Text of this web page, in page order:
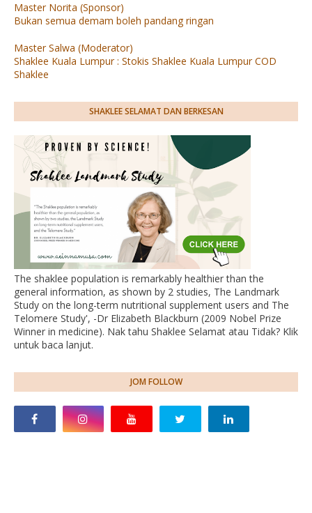
Master Norita (Sponsor)
Bukan semua demam boleh pandang ringan
Master Salwa (Moderator)
Shaklee Kuala Lumpur : Stokis Shaklee Kuala Lumpur COD
Shaklee
SHAKLEE SELAMAT DAN BERKESAN
The shaklee population is remarkably healthier than the
general information, as shown by 2 studies, The Landmark
Study on the long-term nutritional supplement users and The
Telomere Study', -Dr Elizabeth Blackburn (2009 Nobel Prize
Winner in medicine). Nak tahu Shaklee Selamat atau Tidak? Klik
untuk baca lanjut.
JOM FOLLOW